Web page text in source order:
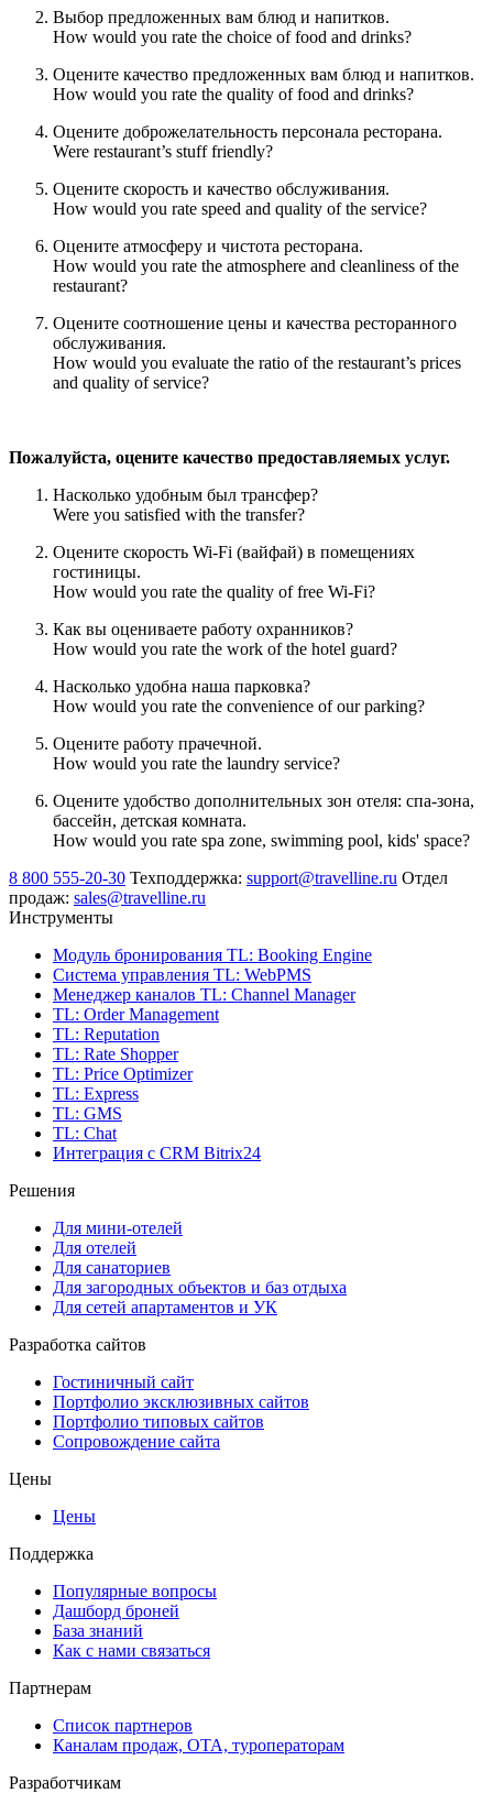
Выбор предложенных вам блюд и напитков.
How would you rate the choice of food and drinks?
Оцените качество предложенных вам блюд и напитков.
How would you rate the quality of food and drinks?
Оцените доброжелательность персонала ресторана.
Were restaurant’s stuff friendly?
Оцените скорость и качество обслуживания.
How would you rate speed and quality of the service?
Оцените атмосферу и чистота ресторана.
How would you rate the atmosphere and cleanliness of the
restaurant?
Оцените соотношение цены и качества ресторанного
обслуживания.
How would you evaluate the ratio of the restaurant’s prices
and quality of service?
Пожалуйста, оцените качество предоставляемых услуг.
Насколько удобным был трансфер?
Were you satisfied with the transfer?
Оцените скорость Wi-Fi (вайфай) в помещениях
гостиницы.
How would you rate the quality of free Wi-Fi?
Как вы оцениваете работу охранников?
How would you rate the work of the hotel guard?
Насколько удобна наша парковка?
How would you rate the convenience of our parking?
Оцените работу прачечной.
How would you rate the laundry service?
Оцените удобство дополнительных зон отеля: спа-зона,
бассейн, детская комната.
How would you rate spa zone, swimming pool, kids' space?
8 800 555-20-30 Техподдержка: support@travelline.ru Отдел
продаж: sales@travelline.ru
Инструменты
Модуль бронирования TL: Booking Engine
Система управления TL: WebPMS
Менеджер каналов TL: Channel Manager
TL: Order Management
TL: Reputation
TL: Rate Shopper
TL: Price Optimizer
TL: Express
TL: GMS
TL: Chat
Интеграция с CRM Bitrix24
Решения
Для мини-отелей
Для отелей
Для санаториев
Для загородных объектов и баз отдыха
Для сетей апартаментов и УК
Разработка сайтов
Гостиничный сайт
Портфолио эксклюзивных сайтов
Портфолио типовых сайтов
Сопровождение сайта
Цены
Цены
Поддержка
Популярные вопросы
Дашборд броней
База знаний
Как с нами связаться
Партнерам
Список партнеров
Каналам продаж, ОТА, туроператорам
Разработчикам